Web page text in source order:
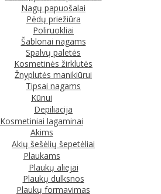
Nagų papuošalai
Pėdų priežiūra
Poliruokliai
Šablonai nagams
Spalvų paletės
Kosmetinės žirklutės
Žnyplutės manikiūrui
Tipsai nagams
Kūnui
Depiliacija
Kosmetiniai lagaminai
Akims
Akių šešėlių šepetėliai
Plaukams
Plaukų aliejai
Plaukų dulksnos
Plaukų formavimas